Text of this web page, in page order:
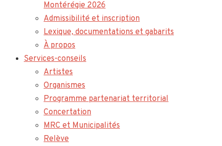
Montérégie 2026
Admissibilité et inscription
Lexique, documentations et gabarits
À propos
Services-conseils
Artistes
Organismes
Programme partenariat territorial
Concertation
MRC et Municipalités
Relève